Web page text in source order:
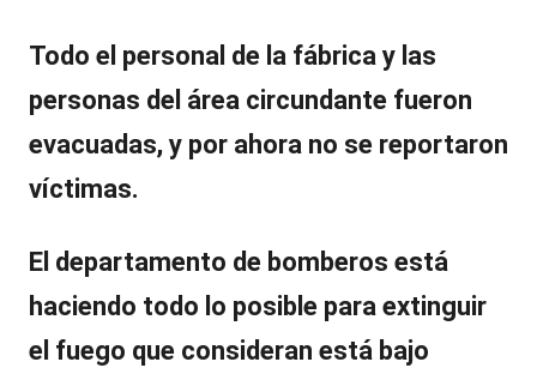
Todo el personal de la fábrica y las
personas del área circundante fueron
evacuadas, y por ahora no se reportaron
víctimas.
El departamento de bomberos está
haciendo todo lo posible para extinguir
el fuego que consideran está bajo